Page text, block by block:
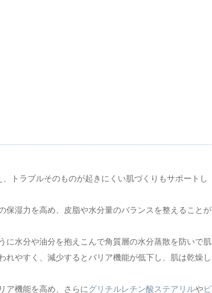
トラブルそのものが起きにくい肌づくりもサポートし
保湿力を高め、皮脂や水分量のバランスを整えることが
に水分や油分を抱えこんで角質層の水分蒸散を防いで肌
れやすく、減少するとバリア機能が低下し、肌は乾燥し
ア機能を高め、さらにグリチルレチン酸ステアリルや ビ